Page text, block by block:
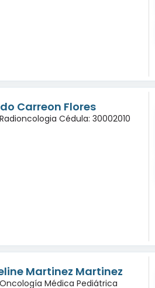
Carreon Flores
Cédula: 30002010
Martinez Martinez
Médica Pediátrica